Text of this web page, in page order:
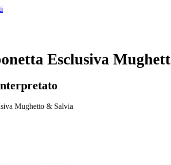
Esclusiva
Mughetto & Salvia